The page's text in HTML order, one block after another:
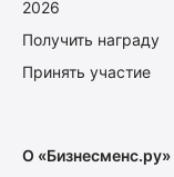
2026
Получить награду
Принять участие
О «Бизнесменс.ру»